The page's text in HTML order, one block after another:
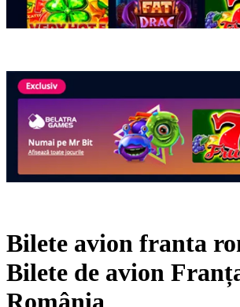
Bilete avion franta
Bilete de avion